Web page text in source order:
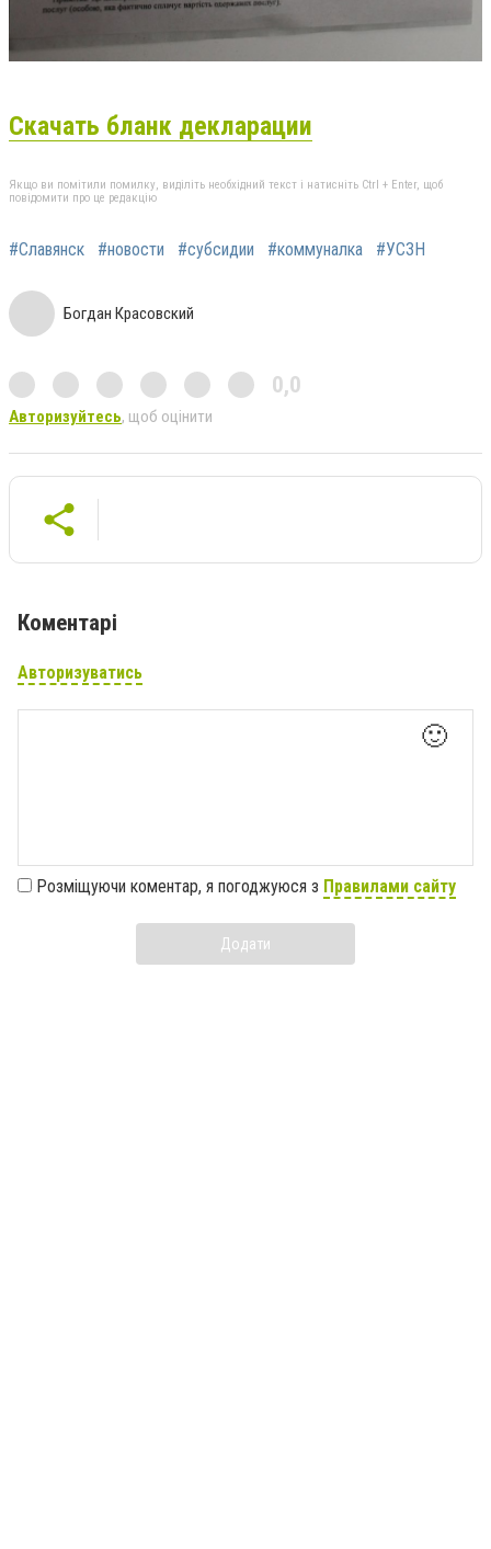
Скачать бланк декларации
Якщо ви помітили помилку, виділіть необхідний текст і натисніть Ctrl + Enter, щоб
повідомити про це редакцію
#Славянск #новости #субсидии #коммуналка #УСЗН
Богдан Красовский
0,0
Авторизуйтесь, щоб оцінити
Коментарі
Авторизуватись
🙂
Розміщуючи коментар, я погоджуюся з Правилами сайту
Додати